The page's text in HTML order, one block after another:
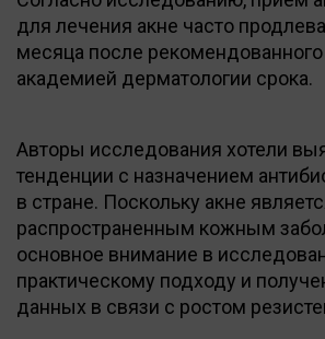
для лечения акне часто
месяца после
академией дерматологии срока.
Авторы исследования хотели
тенденции с назначением
в стране. Поскольку акне
распространенным кожным
основное внимание в
практическому подходу и
данных в связи с ростом